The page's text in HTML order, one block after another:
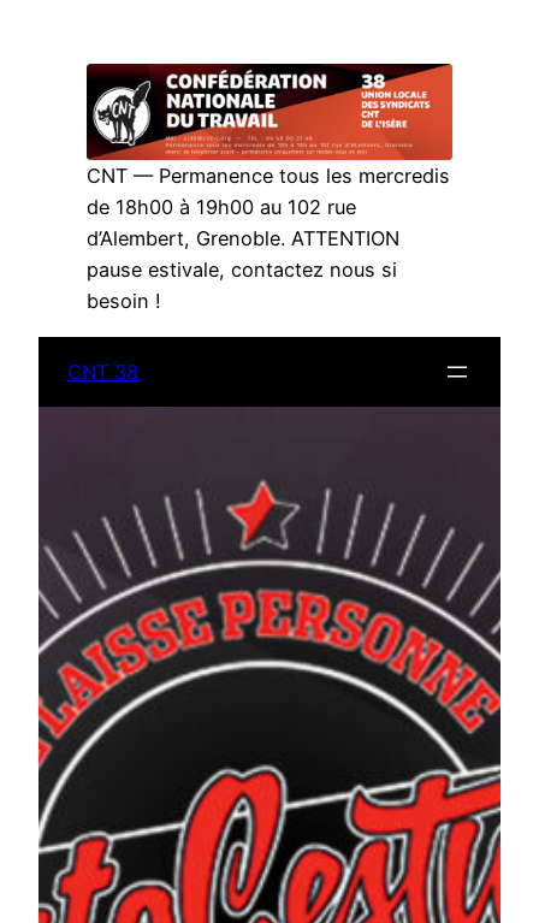
CNT — Permanence tous les mercredis
de 18h00 à 19h00 au 102 rue
d’Alembert, Grenoble. ATTENTION
pause estivale, contactez nous si
besoin !
CNT 38